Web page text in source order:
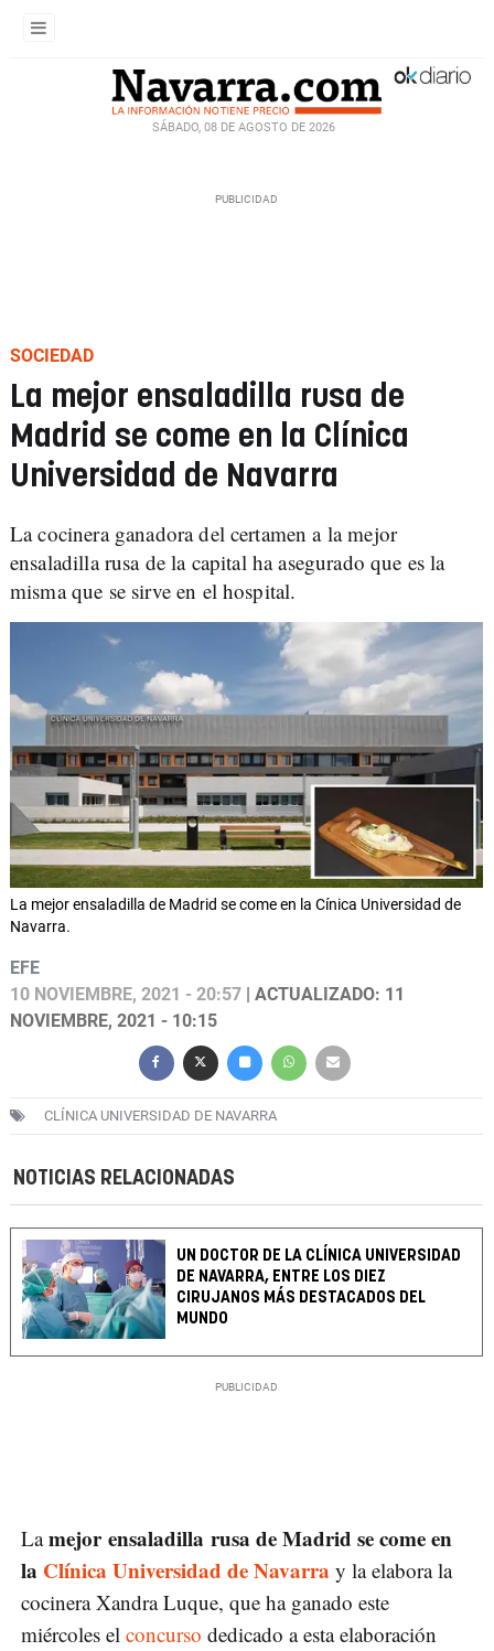
SÁBADO, 08 DE AGOSTO DE 2026
SOCIEDAD
La mejor ensaladilla rusa de
Madrid se come en la Clínica
Universidad de Navarra
La cocinera ganadora del certamen a la mejor
ensaladilla rusa de la capital ha asegurado que es la
misma que se sirve en el hospital.
La mejor ensaladilla de Madrid se come en la Cínica Universidad de
Navarra.
EFE
10 NOVIEMBRE, 2021 - 20:57 | ACTUALIZADO: 11
NOVIEMBRE, 2021 - 10:15
CLÍNICA UNIVERSIDAD DE NAVARRA
NOTICIAS RELACIONADAS
UN DOCTOR DE LA CLÍNICA UNIVERSIDAD
DE NAVARRA, ENTRE LOS DIEZ
CIRUJANOS MÁS DESTACADOS DEL
MUNDO
Lamejor ensaladilla rusa de Madrid se come en
la Clínica Universidad de Navarra y la elabora la
cocinera Xandra Luque, que ha ganado este
miércoles el concurso dedicado a esta elaboración